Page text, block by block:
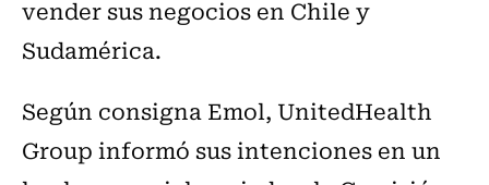
vender sus negocios en Chile y
Sudamérica.
Según consigna Emol, UnitedHealth
Group informó sus intenciones en un